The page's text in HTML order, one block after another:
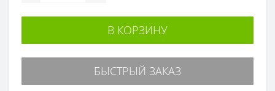
В КОРЗИНУ
БЫСТРЫЙ ЗАКАЗ